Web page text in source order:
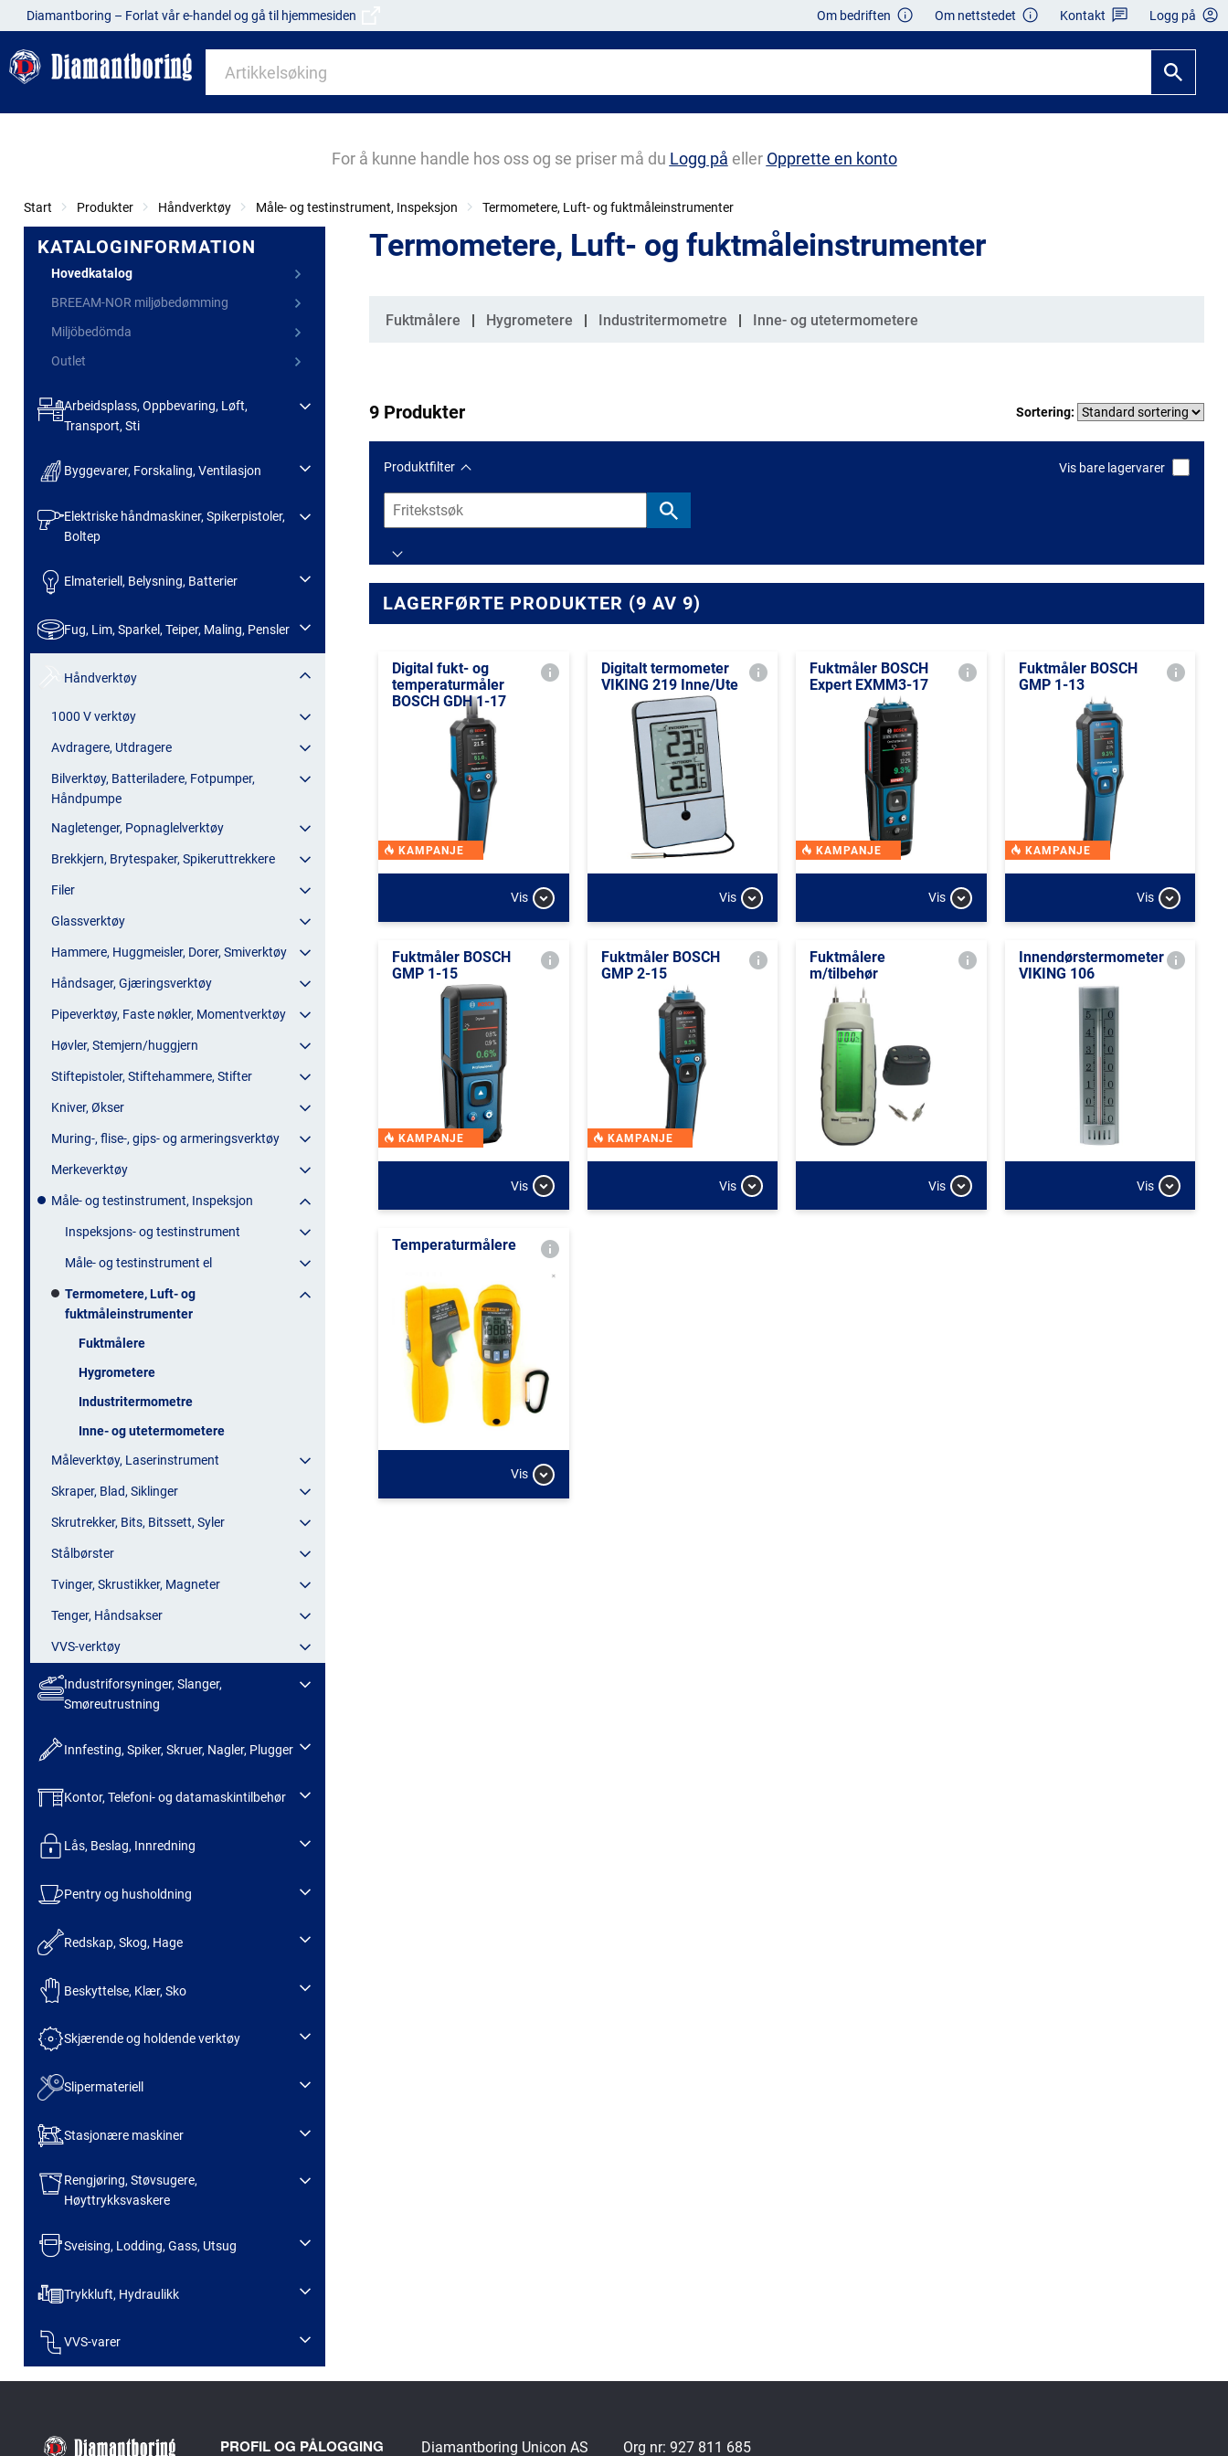
Diamantboring – Forlat vår e-handel og gå til hjemmesiden Om bedriften Om nettstedet Kontakt Logg på
For å kunne handle hos oss og se priser må du Logg på eller Opprette en konto
Start Produkter Håndverktøy Måle- og testinstrument, Inspeksjon Termometere, Luft- og fuktmåleinstrumenter
KATALOGINFORMATION
Hovedkatalog
BREEAM-NOR miljøbedømming
Miljöbedömda
Outlet
Arbeidsplass, Oppbevaring, Løft,
Transport, Sti
Byggevarer, Forskaling, Ventilasjon
Elektriske håndmaskiner, Spikerpistoler,
Boltep
Elmateriell, Belysning, Batterier
Fug, Lim, Sparkel, Teiper, Maling, Pensler
Håndverktøy
1000 V verktøy
Avdragere, Utdragere
Bilverktøy, Batteriladere, Fotpumper,
Håndpumpe
Nagletenger, Popnaglelverktøy
Brekkjern, Brytespaker, Spikeruttrekkere
Filer
Glassverktøy
Hammere, Huggmeisler, Dorer, Smiverktøy
Håndsager, Gjæringsverktøy
Pipeverktøy, Faste nøkler, Momentverktøy
Høvler, Stemjern/huggjern
Stiftepistoler, Stiftehammere, Stifter
Kniver, Økser
Muring-, flise-, gips- og armeringsverktøy
Merkeverktøy
Måle- og testinstrument, Inspeksjon
Inspeksjons- og testinstrument
Måle- og testinstrument el
Termometere, Luft- og
fuktmåleinstrumenter
Fuktmålere
Hygrometere
Industritermometre
Inne- og utetermometere
Måleverktøy, Laserinstrument
Skraper, Blad, Siklinger
Skrutrekker, Bits, Bitssett, Syler
Stålbørster
Tvinger, Skrustikker, Magneter
Tenger, Håndsakser
VVS-verktøy
Industriforsyninger, Slanger,
Smøreutrustning
Innfesting, Spiker, Skruer, Nagler, Plugger
Kontor, Telefoni- og datamaskintilbehør
Lås, Beslag, Innredning
Pentry og husholdning
Redskap, Skog, Hage
Beskyttelse, Klær, Sko
Skjærende og holdende verktøy
Slipermateriell
Stasjonære maskiner
Rengjøring, Støvsugere,
Høyttrykksvaskere
Sveising, Lodding, Gass, Utsug
Trykkluft, Hydraulikk
VVS-varer
Termometere, Luft- og fuktmåleinstrumenter
Kategorier
Fuktmålere Hygrometere Industritermometre Inne- og utetermometere
9 Produkter Sortering:
Produktfilter Vis bare lagervarer
LAGERFØRTE PRODUKTER (9 AV 9)
Digital fukt- og
temperaturmåler
BOSCH GDH 1-17
KAMPANJE
Vis
Digitalt termometer
VIKING 219 Inne/Ute
Vis
Fuktmåler BOSCH
Expert EXMM3-17
KAMPANJE
Vis
Fuktmåler BOSCH
GMP 1-13
KAMPANJE
Vis
Fuktmåler BOSCH
GMP 1-15
KAMPANJE
Vis
Fuktmåler BOSCH
GMP 2-15
KAMPANJE
Vis
Fuktmålere
m/tilbehør
Vis
Innendørstermometer
VIKING 106
Vis
Temperaturmålere
Vis
PROFIL OG PÅLOGGING Diamantboring Unicon AS Org nr: 927 811 685